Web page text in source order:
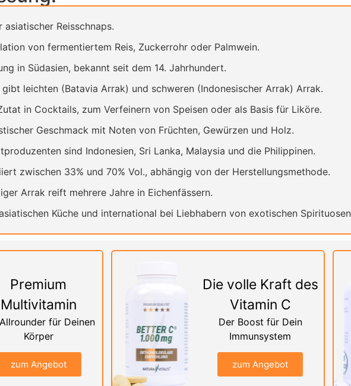
asiatischer Reisschnaps.
von fermentiertem Reis, Zuckerrohr oder Palmwein.
in Südasien, bekannt seit dem 14. Jahrhundert.
gibt leichten (Batavia Arrak) und schweren (Indonesischer Arrak) Arrak.
in Cocktails, zum Verfeinern von Speisen oder als Basis für Liköre.
Geschmack mit Noten von Früchten, Gewürzen und Holz.
sind Indonesien, Sri Lanka, Malaysia und die Philippinen.
zwischen 33% und 70% Vol., abhängig von der Herstellungsmethode.
Arrak reift mehrere Jahre in Eichenfässern.
Küche und international bei Liebhabern von exotischen
Premium
Multivitamin
für Deinen
Körper
zum Angebot
Die volle Kraft des
Vitamin C
Der Boost für Dein
Immunsystem
zum Angebot